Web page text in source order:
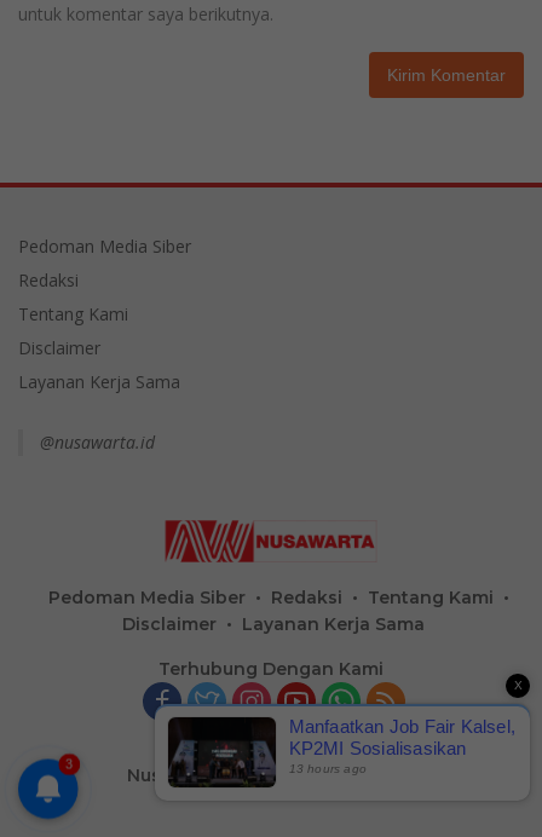
untuk komentar saya berikutnya.
Pedoman Media Siber
Redaksi
Tentang Kami
Disclaimer
Layanan Kerja Sama
@nusawarta.id
Pedoman Media Siber Redaksi
Tentang Kami
Disclaimer
Layanan Kerja Sama
Terhubung Dengan Kami
Nusa Warta - Hak Cipta @2023
3
X
Manfaatkan Job Fair Kalsel,
KP2MI Sosialisasikan
Peluang Kerja Luar Negeri
13 hours ago